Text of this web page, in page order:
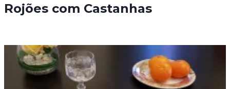
Rojões com Castanhas